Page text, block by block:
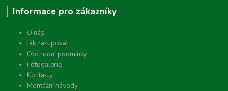
Informace pro zákazníky
O nás
Jak nakupovat
Obchodní podmínky
Fotogalerie
Kontakty
Montážní návody